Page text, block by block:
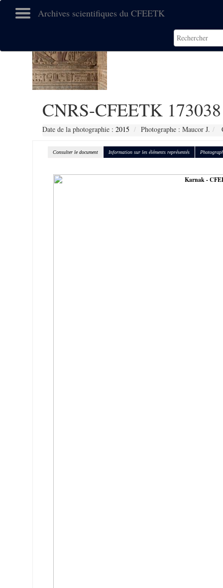
Archives scientifiques du CFEETK
CNRS-CFEETK 173038
Date de la photographie : 2015 Photographe : Maucor J.
Consulter le document Information sur les éléments représentés